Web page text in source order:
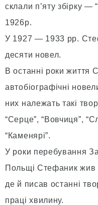
склали п’яту збірку
1926р.
У 1927 — 1933 рр.
десяти новел.
В останні роки життя
автобіографічні
них належать такі
“Серце”, “Вовчиця”,
“Каменярі”.
У роки перебування
Польщі Стефаник жив
де й писав останні
праці хвилину.